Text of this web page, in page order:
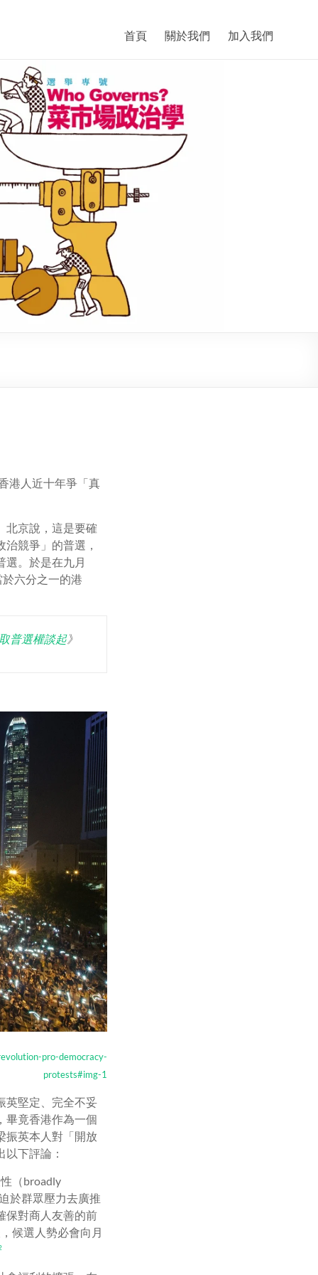
首頁 關於我們 加入我們
港人近十年爭「真
北京說，這是要確
競爭」的普選，
選。於是在九月
六分之一的港
普選權談起》
pro-democracy-
protests#img-1
英堅定、完全不妥
畢竟香港作為一個
振英本人對「開放
下評論：
（broadly
於群眾壓力去廣推
保對商人友善的前
候選人勢必會向月